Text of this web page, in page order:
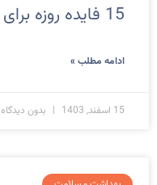
15 فایده روزه برای سلامتی بدن
ادامه مطلب »
15 اسفند, 1403 بدون دیدگاه